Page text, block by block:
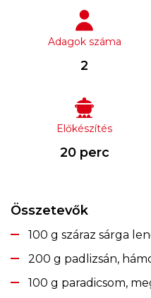
Adagok száma
2
Előkészítés
20 perc
Összetevők
100 g száraz sárga
200 g padlizsán,
100 g paradicsom,